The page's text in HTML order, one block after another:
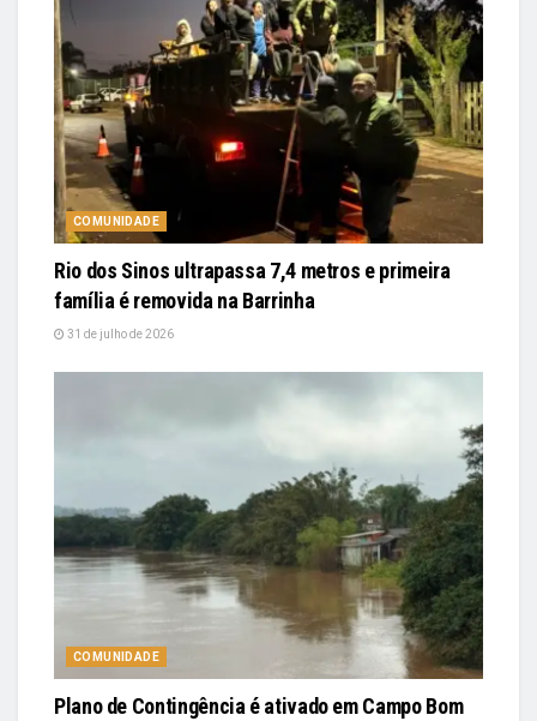
COMUNIDADE
Rio dos Sinos ultrapassa 7,4 metros e primeira
família é removida na Barrinha
31 de julho de 2026
COMUNIDADE
Plano de Contingência é ativado em Campo Bom